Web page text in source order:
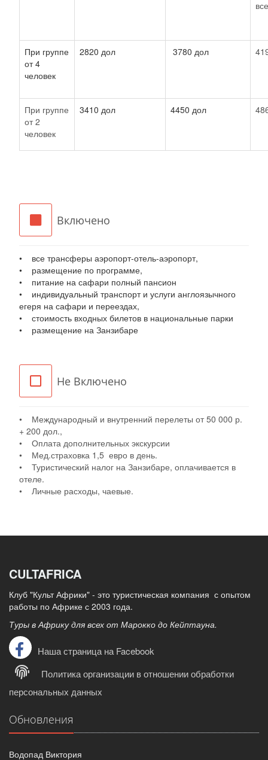
При группе
от 4
человек
2820 дол 3780 дол
При группе
от 2
человек
3410 дол 4450 дол
Включено
• все трансферы аэропорт-отель-аэропорт,
• размещение по программе,
• питание на сафари полный пансион
• индивидуальный транспорт и услуги англоязычного
егеря на сафари и переездах,
• стоимость входных билетов в национальные парки
• размещение на Занзибаре
Не Включено
• Международный и внутренний перелеты от 50 000 р.
+ 200 дол.,
• Оплата дополнительных экскурсии
• Мед.страховка 1,5 евро в день.
• Туристический налог на Занзибаре, оплачивается в
отеле.
• Личные расходы, чаевые.
CULTAFRICA
Клуб "Культ Африки" - это туристическая компания с опытом
работы по Африке с 2003 года.
Туры в Африку для всех от Марокко до Кейптауна.
Наша страница на Facebook
Политика организации в отношении обработки
персональных данных
Обновления
Водопад Виктория